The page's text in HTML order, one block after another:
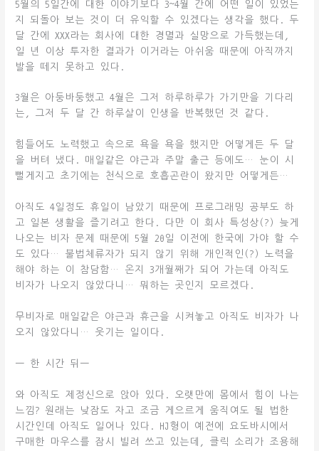
5월의 5일간에 대한 이야기보다 3~4월 간에 어떤 일이 있었는
지 되돌아 보는 것이 더 유익할 수 있겠다는 생각을 했다. 두
달 간에 XXX라는 회사에 대한 경멸과 실망으로 가득했는데,
일 년 이상 투자한 결과가 이거라는 아쉬움 때문에 아직까지
발을 떼지 못하고 있다.
3월은 아둥바둥했고 4월은 그저 하루하루가 가기만을 기다리
는, 그저 두 달 간 하루살이 인생을 반복했던 것 같다.
힘들어도 노력했고 속으로 욕을 욕을 했지만 어떻게든 두 달
을 버텨 냈다. 매일같은 야근과 주말 출근 등에도… 눈이 시
뻘게지고 초기에는 천식으로 호흡곤란이 왔지만 어떻게든…
아직도 4일정도 휴일이 남았기 때문에 프로그래밍 공부도 하
고 일본 생활을 즐기려고 한다. 다만 이 회사 특성상(?) 늦게
나오는 비자 문제 때문에 5월 20일 이전에 한국에 가야 할 수
도 있다… 불법체류자가 되지 않기 위해 개인적인(?) 노력을
해야 하는 이 참담함… 온지 3개월째가 되어 가는데 아직도
비자가 나오지 않았다니… 뭐하는 곳인지 모르겠다.
무비자로 매일같은 야근과 휴근을 시켜놓고 아직도 비자가 나
오지 않았다니… 웃기는 일이다.
— 한 시간 뒤—
와 아직도 제정신으로 앉아 있다. 오랫만에 몸에서 힘이 나는
느낌? 원래는 낮잠도 자고 조금 게으르게 움직여도 될 법한
시간인데 아직도 일어나 있다. HJ형이 예전에 요도바시에서
구매한 마우스를 잠시 빌려 쓰고 있는데, 클릭 소리가 조용해